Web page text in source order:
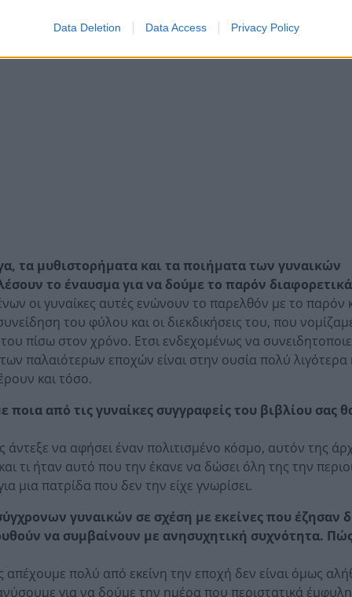
Data Deletion Data Access Privacy Policy
τα μυθιστορήματα και τα ποιήματα των γυναικών
το έναυσμα για να δούμε το παρόν
οι γυναίκες αυτές ενώνουν το παρελθόν με το παρόν
του φύλου και οι διεκδικήσεις του, που
πίσω στον χρόνο. Ετσι ενδεχομένως να
παλαιότερων εποχών είναι στην ουσία πολύ λιγότερα
και τόσο.
ποια από τις γυναίκες συγγραφείς του βιβλίου σας
να αφήσει έναν πολιτισμένο κόσμο, αυτόν της
τι ήταν αυτό που την έκανε να δώσει όλη της την
μια πατρίδα που δεν την είχε γνωρίσει.
γυναικών σε σχέση με εκείνες που έζησαν
να συμβαίνουν με ανησυχητική συχνότητα. Πώς
πολύ από εκείνη την εποχή δεν είναι όμως
για να δούμε την ημέρα που περιστατικά